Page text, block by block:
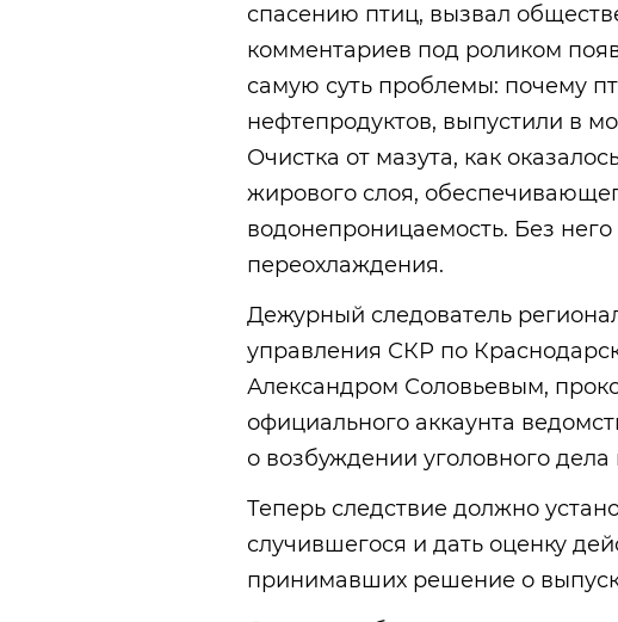
спасению птиц, вызвал
комментариев под роликом
самую суть проблемы: почему
нефтепродуктов, выпустили в
Очистка от мазута, как
жирового слоя,
водонепроницаемость. Без
переохлаждения.
Дежурный следователь
управления СКР по
Александром Соловьевым,
официального аккаунта
о возбуждении уголовного дела
Теперь следствие должно
случившегося и дать оценку
принимавших решение о